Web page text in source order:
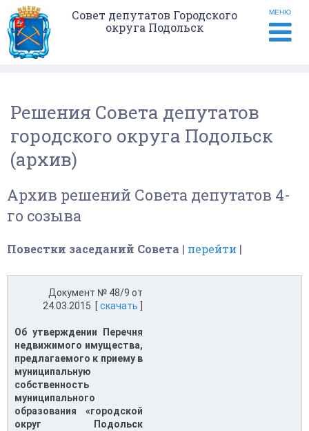
Совет депутатов Городского
округа Подольск
МЕНЮ
Решения Совета депутатов
городского округа Подольск
(архив)
Архив решений Совета депутатов 4-
го созыва
Повестки заседаний Совета | перейти |
Документ № 48/9 от
24.03.2015 [ скачать
Об утверждении Перечня
недвижимого имущества,
предлагаемого к приему в
муниципальную
собственность
муниципального
образования «городской
округ Подольск